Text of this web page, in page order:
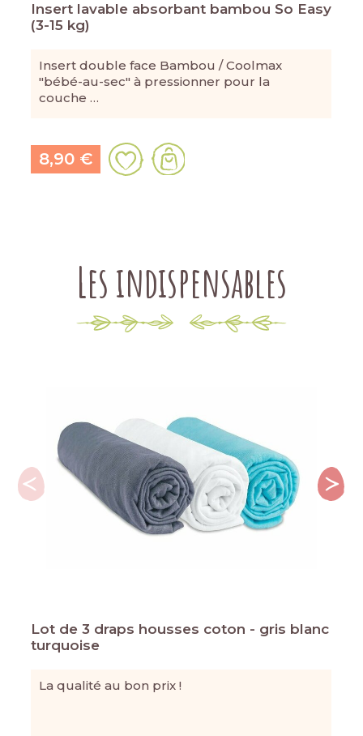
Insert lavable absorbant bambou So Easy
(3-15 kg)
Insert double face Bambou / Coolmax
"bébé-au-sec" à pressionner pour la
couche …
8,90 €
Les indispensables
Lot de 3 draps housses coton - gris blanc
turquoise
La qualité au bon prix !